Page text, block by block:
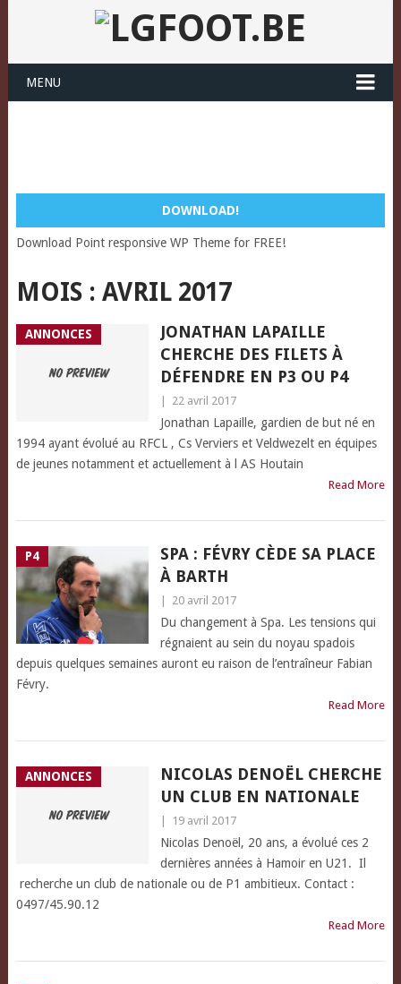
MENU
DOWNLOAD!
Download Point responsive WP Theme for FREE!
MOIS : AVRIL 2017
ANNONCES
JONATHAN LAPAILLE
CHERCHE DES FILETS À
DÉFENDRE EN P3 OU P4
22 avril 2017
Jonathan Lapaille, gardien de but né en
1994 ayant évolué au RFCL , Cs Verviers et Veldwezelt en équipes
de jeunes notamment et actuellement à l AS Houtain
Read More
P4
SPA : FÉVRY CÈDE SA PLACE
À BARTH
20 avril 2017
Du changement à Spa. Les tensions qui
régnaient au sein du noyau spadois
depuis quelques semaines auront eu raison de l’entraîneur Fabian
Févry.
Read More
ANNONCES
NICOLAS DENOËL CHERCHE
UN CLUB EN NATIONALE
19 avril 2017
Nicolas Denoël, 20 ans, a évolué ces 2
dernières années à Hamoir en U21. Il
recherche un club de nationale ou de P1 ambitieux. Contact :
0497/45.90.12
Read More